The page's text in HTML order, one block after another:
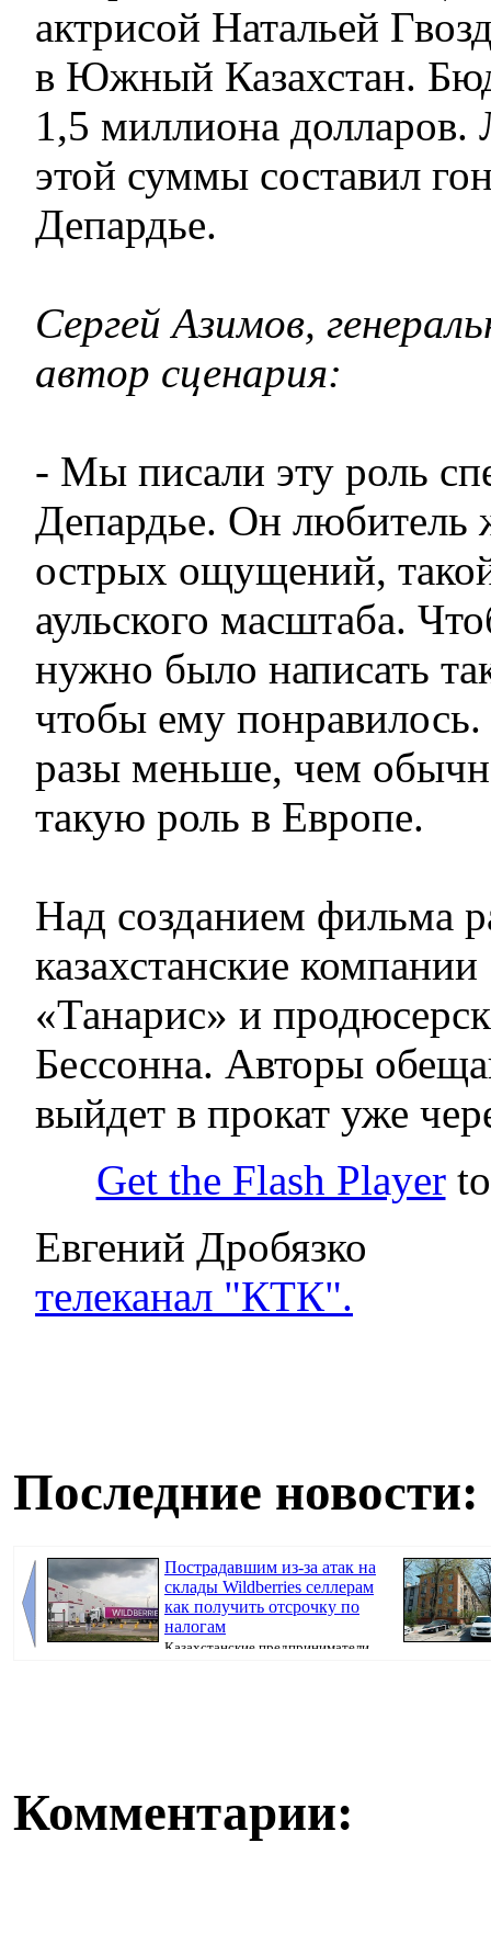
актрисой Натальей
в Южный Казахстан.
1,5 миллиона
этой суммы составил
Депардье.
Сергей Азимов,
автор сценария:
- Мы писали эту роль
Депардье. Он любитель
острых ощущений,
аульского масштаба.
нужно было написать
чтобы ему понравилось.
разы меньше, чем
такую роль в Европе.
Над созданием фильма
казахстанские
«Танарис» и
Бессонна. Авторы
выйдет в прокат уже
Get the Flash Playerto
Евгений Дробязко
телеканал "КТК".
Последние новости:
Пострадавшим из-за атак на
склады Wildberries селлерам
как получить отсрочку по
налогам
Казахстанские предприниматели,
Комментарии: